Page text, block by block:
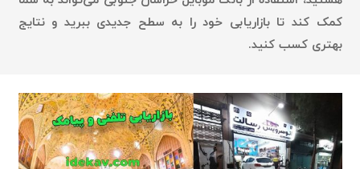
کمک کند تا بازاریابی خود را به سطح جدیدی ببرید و نتایج
بهتری کسب کنید.